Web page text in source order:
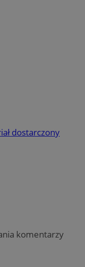
dostarczony
komentarzy